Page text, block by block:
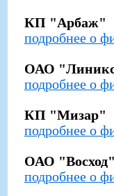
КП "Арбаж"
подробнее о
ОАО
подробнее о
КП "Мизар"
подробнее о
ОАО
подробнее о